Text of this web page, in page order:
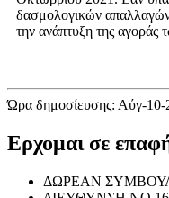
δασμολογικών
την ανάπτυξη της
Ώρα δημοσίευσης: Αύγ-10-
Ερχομαι σε
ΔΩΡΕΑΝ